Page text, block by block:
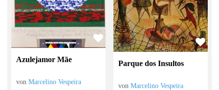
Azulejamor Mãe
vonMarcelino Vespeira
Parque dos Insultos
vonMarcelino Vespeira